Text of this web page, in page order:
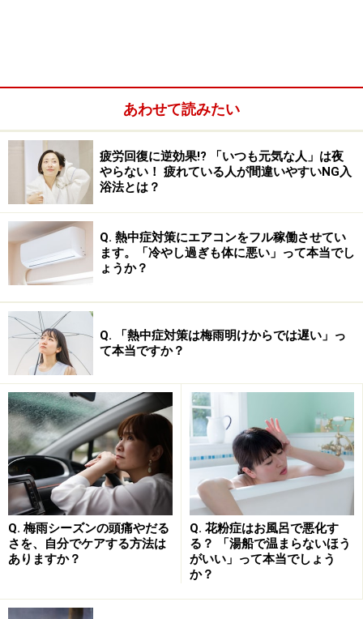
肩が体の前方に出てしまう巻き肩とは
肩の付け根が前方へ巻くように動いていきます
体に負担の少ない「良い姿勢」では、肩先と耳の穴を線
で結ぶと、床に対して垂直な線を引くことができます。
しかし「巻き肩」は、肩の位置が体の前方に位置するた
め、床に対して垂直ではなくなってしまうのです。
いまひとつピンとこない方は、少し極端に動かしてみる
とわかりやすいと思います。両腕を体の横へ下げ、手の
甲をフトモモの前面へ近づけるように動かしてみましょ
う。すると、肩が前方へ巻き込んだような姿勢になるこ
とが確認できます。
これは強制的に動かしているので、不自然な感覚を得る
かもしれませんが、実際の巻き肩の人は、肩や腕の位置
がおかしいと感じるよりも、次のような症状によって
「姿勢に問題があるのかも？」と考えるようになるケー
スが多いです。
あわせて読みたい
疲労回復に逆効果!? 「いつも元気な人」は夜
やらない！ 疲れている人が間違いやすいNG入
浴法とは？
Q. 熱中症対策にエアコンをフル稼働させてい
ます。「冷やし過ぎも体に悪い」って本当でし
ょうか？
Q. 「熱中症対策は梅雨明けからでは遅い」っ
て本当ですか？
Q. 梅雨シーズンの頭痛やだる
さを、自分でケアする方法は
ありますか？
Q. 花粉症はお風呂で悪化す
る？ 「湯船で温まらないほう
がいい」って本当でしょう
か？